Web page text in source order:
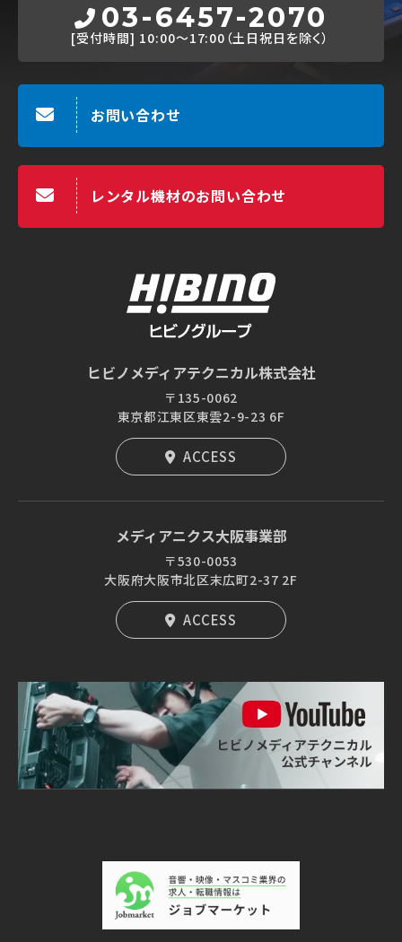
03-6457-2070
[受付時間] 10:00～17:00（土日祝日を除く）
お問い合わせ
レンタル機材のお問い合わせ
ヒビノメディアテクニカル株式会社
〒135-0062
東京都江東区東雲2-9-23 6F
ACCESS
メディアニクス大阪事業部
〒530-0053
大阪府大阪市北区末広町2-37 2F
ACCESS